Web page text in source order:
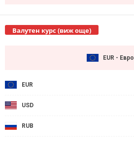
Валутен курс (виж още)
EUR - Евро
EUR
USD
RUB